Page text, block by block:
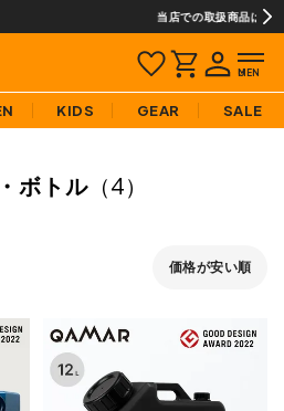
での取扱商品は全て正規品です
KIDS GEAR SALE
ボトル （4）
価格が安い順